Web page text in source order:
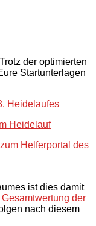
der optimierten
Startunterlagen
Heidelaufes
Heidelauf
zum Helferportal des
ist dies damit
Gesamtwertung der
nach diesem